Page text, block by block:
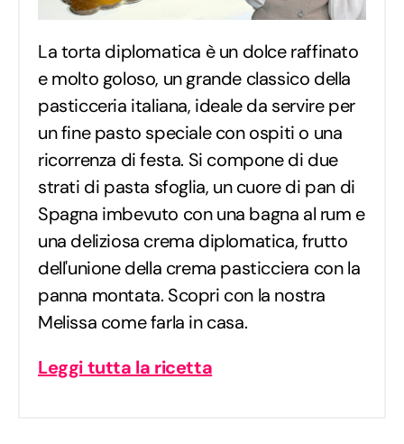
La torta diplomatica è un dolce raffinato
e molto goloso, un grande classico della
pasticceria italiana, ideale da servire per
un fine pasto speciale con ospiti o una
ricorrenza di festa. Si compone di due
strati di pasta sfoglia, un cuore di pan di
Spagna imbevuto con una bagna al rum e
una deliziosa crema diplomatica, frutto
dell'unione della crema pasticciera con la
panna montata. Scopri con la nostra
Melissa come farla in casa.
Leggi tutta la ricetta